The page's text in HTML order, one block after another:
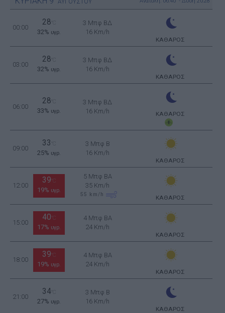
ΑΥΓΟΥΣΤΟΥ
00:00
28
32% υγρ.
3 Μπφ ΒΔ
16 Km/h
ΚΑΘΑΡΟΣ
03:00
28
32% υγρ.
3 Μπφ ΒΔ
16 Km/h
ΚΑΘΑΡΟΣ
06:00
28
33% υγρ.
3 Μπφ ΒΔ
16 Km/h
ΚΑΘΑΡΟΣ
09:00
33
25% υγρ.
3 Μπφ B
16 Km/h
ΚΑΘΑΡΟΣ
12:00
39 °C
19% υγρ.
5 Μπφ BA
35 Km/h
55 km/h ΚΑΘΑΡΟΣ
15:00
40 °C
17% υγρ.
4 Μπφ BA
24 Km/h
ΚΑΘΑΡΟΣ
18:00
39 °C
19% υγρ.
4 Μπφ BA
24 Km/h
ΚΑΘΑΡΟΣ
21:00
34°C
27% υγρ.
3 Μπφ B
16 Km/h
ΚΑΘΑΡΟΣ